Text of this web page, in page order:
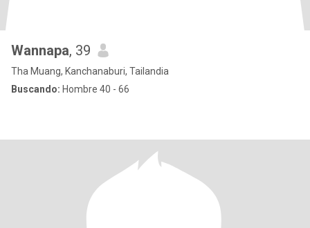
Wannapa, 39
Tha Muang, Kanchanaburi, Tailandia
Buscando: Hombre 40 - 66